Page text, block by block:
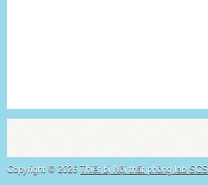
Copyright © 2026 Thiết bị Nội thất phòng lab SCS